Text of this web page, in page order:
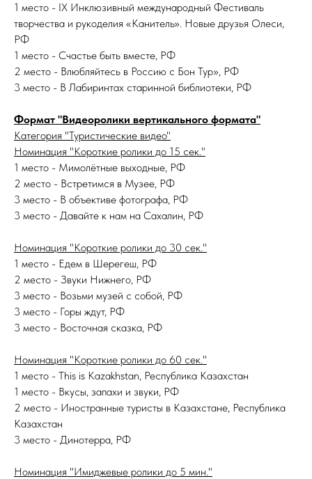
1 место - IX Инклюзивный международный Фестиваль
творчества и рукоделия «Канитель». Новые друзья Олеси,
РФ
1 место - Счастье быть вместе, РФ
2 место - Влюбляйтесь в Россию с Бон Тур», РФ
3 место - В Лабиринтах старинной библиотеки, РФ
Формат "Видеоролики вертикального формата"
Категория "Туристические видео"
Номинация "Короткие ролики до 15 сек."
1 место - Мимолётные выходные, РФ
2 место - Встретимся в Музее, РФ
3 место - В объективе фотографа, РФ
3 место - Давайте к нам на Сахалин, РФ
Номинация "Короткие ролики до 30 сек."
1 место - Едем в Шерегеш, РФ
2 место - Звуки Нижнего, РФ
3 место - Возьми музей с собой, РФ
3 место - Горы ждут, РФ
3 место - Восточная сказка, РФ
Номинация "Короткие ролики до 60 сек."
1 место - This is Kazakhstan, Республика Казахстан
1 место - Вкусы, запахи и звуки, РФ
2 место - Иностранные туристы в Казахстане, Республика
Казахстан
3 место - Динотерра, РФ
Номинация "Имиджевые ролики до 5 мин."